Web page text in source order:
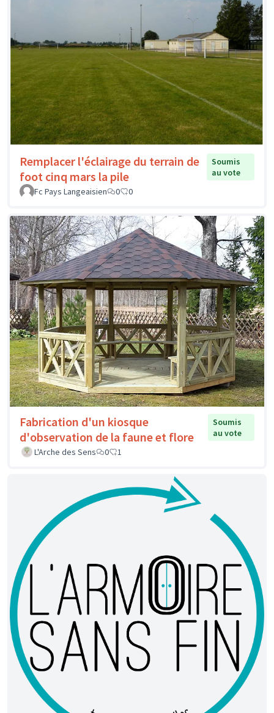
Remplacer l'éclairage du terrain de
foot cinq mars la pile
Soumis
au vote
Fc Pays Langeaisien
0 0
Fabrication d'un kiosque
d'observation de la faune et flore
Soumis
au vote
L'Arche des Sens
0 1